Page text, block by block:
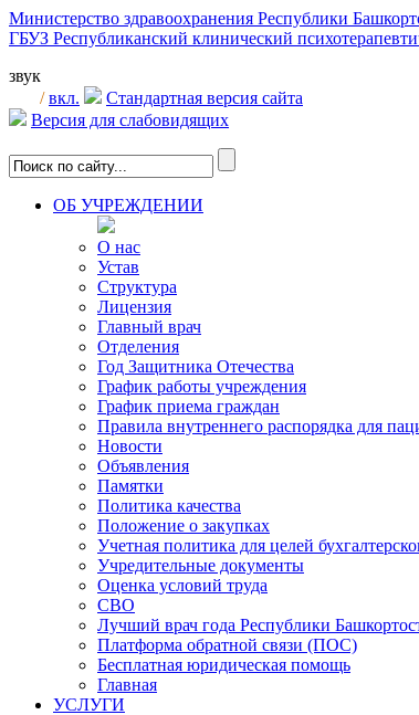
Министерство здравоохранения Республики
ГБУЗ Республиканский клинический
звук
/ вкл.
Стандартная версия сайта
Версия для слабовидящих
ОБ УЧРЕЖДЕНИИ
О нас
Устав
Структура
Лицензия
Главный врач
Отделения
Год Защитника Отечества
График работы учреждения
График приема граждан
Правила внутреннего распорядка для
Новости
Объявления
Памятки
Политика качества
Положение о закупках
Учетная политика для целей
Учредительные документы
Оценка условий труда
СВО
Лучший врач года Республики
Платформа обратной связи (ПОС)
Бесплатная юридическая помощь
Главная
УСЛУГИ